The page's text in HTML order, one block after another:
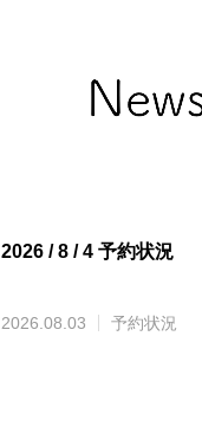
2026 / 8 / 4 予約状況
2026.08.03 予約状況